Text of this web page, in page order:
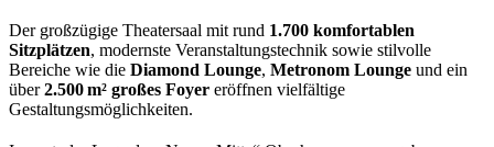
Der großzügige Theatersaal mit rund 1.700 komfortablen
Sitzplätzen, modernste Veranstaltungstechnik sowie stilvolle
Bereiche wie die Diamond Lounge, Metronom Lounge und ein
über2.500 m² großes Foyer eröffnen vielfältige
Gestaltungsmöglichkeiten.